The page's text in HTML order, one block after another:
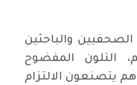
والباحثين
التلون المفضوح
يتصنعون الالتزام